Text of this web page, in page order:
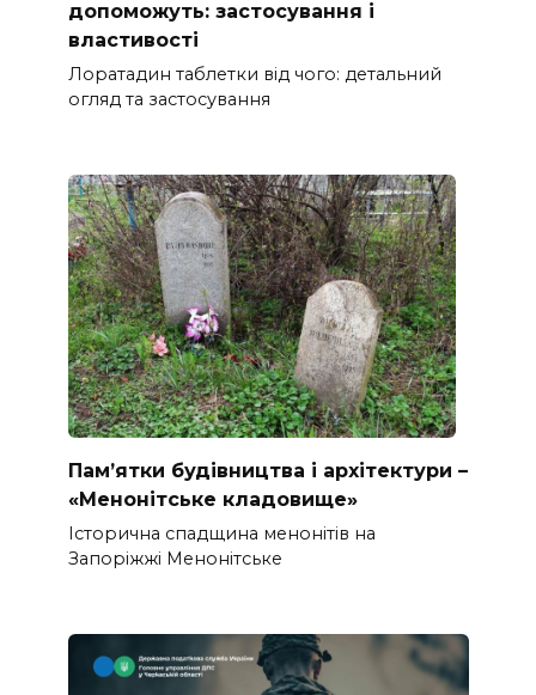
допоможуть: застосування і
властивості
Лоратадин таблетки від чого: детальний
огляд та застосування
Пам’ятки будівництва і архітектури –
«Менонітське кладовище»
Історична спадщина менонітів на
Запоріжжі Менонітське